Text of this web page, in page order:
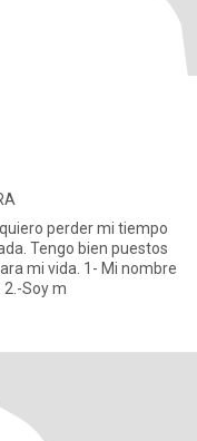
perder mi tiempo
Tengo bien puestos
1- Mi nombre
2.-Soy m